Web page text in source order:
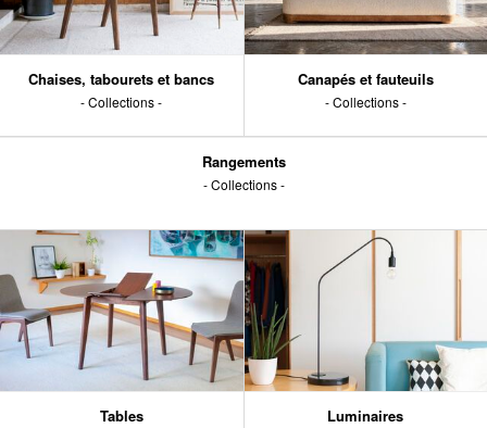
Chaises, tabourets et bancs
Collections
Canapés et fauteuils
Collections
Rangements
Collections
Tables Luminaires